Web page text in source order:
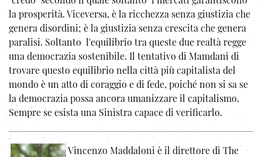
la prosperità. Viceversa, è la ricchezza senza giustizia che
genera disordini; è la giustizia senza crescita che genera
paralisi. Soltanto l'equilibrio tra queste due realtà regge
una democrazia sostenibile. Il tentativo di Mamdani di
trovare questo equilibrio nella città più capitalista del
mondo è un atto di coraggio e di fede, poiché non si sa se
la democrazia possa ancora umanizzare il capitalismo.
Sempre se esista una Sinistra capace di verificarlo.
Vincenzo Maddaloni è il direttore di The